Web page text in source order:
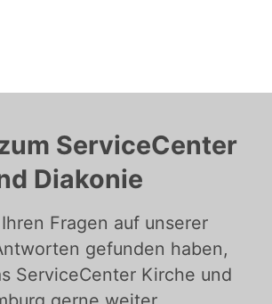
ServiceCenter
Diakonie
Fragen auf unserer
gefunden haben,
ServiceCenter Kirche und